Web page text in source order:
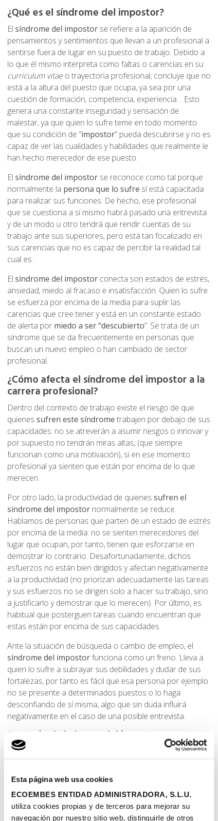
Esta página web usa cookies
ECOEMBES ENTIDAD ADMINISTRADORA, S.L.U.
utiliza cookies propias y de terceros para mejorar su
navegación por nuestro sitio web, distinguirle de otros
¿Qué es el síndrome del impostor?
El síndrome del impostor se refiere a la aparición de
pensamientos y sentimientos que llevan a un profesional a
sentirse fuera de lugar en su puesto de trabajo. Debido a
lo que él mismo interpreta como faltas o carencias en su
curriculum vitaeo trayectoria profesional, concluye que no
está a la altura del puesto que ocupa, ya sea por una
cuestión de formación, competencia, experiencia… Esto
genera una constante inseguridad y sensación de
malestar, ya que quien lo sufre teme en todo momento
que su condición de “impostor” pueda descubrirse y no es
capaz de ver las cualidades y habilidades que realmente le
han hecho merecedor de ese puesto.
El síndrome del impostor se reconoce como tal porque
normalmente la persona que lo sufre sí está capacitada
para realizar sus funciones. De hecho, ese profesional
que se cuestiona a sí mismo habrá pasado una entrevista
y de un modo u otro tendrá que rendir cuentas de su
trabajo ante sus superiores, pero está tan focalizado en
sus carencias que no es capaz de percibir la realidad tal
cual es.
El síndrome del impostor conecta son estados de estrés,
ansiedad, miedo al fracaso e insatisfacción. Quien lo sufre
se esfuerza por encima de la media para suplir las
carencias que cree tener y está en un constante estado
de alerta por miedo a ser “descubierto”. Se trata de un
síndrome que se da frecuentemente en personas que
buscan un nuevo empleo o han cambiado de sector
profesional.
¿Cómo afecta el síndrome del impostor a la
carrera profesional?
Dentro del contexto de trabajo existe el riesgo de que
quienes sufren este síndrome trabajen por debajo de sus
capacidades: no se atreverán a asumir riesgos o innovar y
por supuesto no tendrán miras altas, (que siempre
funcionan como una motivación), si en ese momento
profesional ya sienten que están por encima de lo que
merecen.
Por otro lado, la productividad de quienes sufren el
síndrome del impostor normalmente se reduce.
Hablamos de personas que parten de un estado de estrés
por encima de la media: no se sienten merecedores del
lugar que ocupan, por tanto, tienen que esforzarse en
demostrar lo contrario. Desafortunadamente, dichos
esfuerzos no están bien dirigidos y afectan negativamente
a la productividad (no priorizan adecuadamente las tareas
y sus esfuerzos no se dirigen solo a hacer su trabajo, sino
a justificarlo y demostrar que lo merecen). Por último, es
habitual que posterguen tareas cuando encuentran que
estas están por encima de sus capacidades.
Ante la situación de búsqueda o cambio de empleo, el
síndrome del impostorfunciona como un freno. Lleva a
quien lo sufre a subrayar sus debilidades y dudar de sus
fortalezas, por tanto es fácil que esa persona por ejemplo
no se presente a determinados puestos o lo haga
desconfiando de sí misma, algo que sin duda influirá
negativamente en el caso de una posible entrevista.
Prevenir el síndrome del impostor
Hemos visto que el
puede ser
para la organización, por lo que la prevención debe ser
una prioridad para los departamentos de Recursos
Humanos.
En Ecoembes el establecimiento y seguimiento de